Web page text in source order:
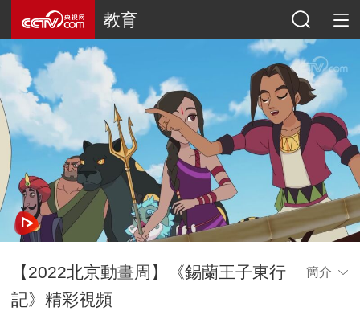
教育
【2022北京動畫周】《錫蘭王子東行
記》精彩視頻
簡介